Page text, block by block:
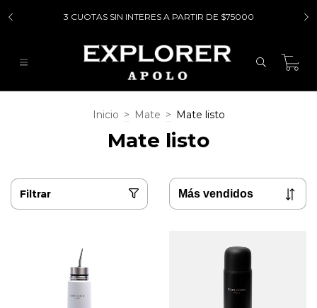
3 CUOTAS SIN INTERES A PARTIR DE $75000
Inicio > Mate > Mate listo
Mate listo
Filtrar